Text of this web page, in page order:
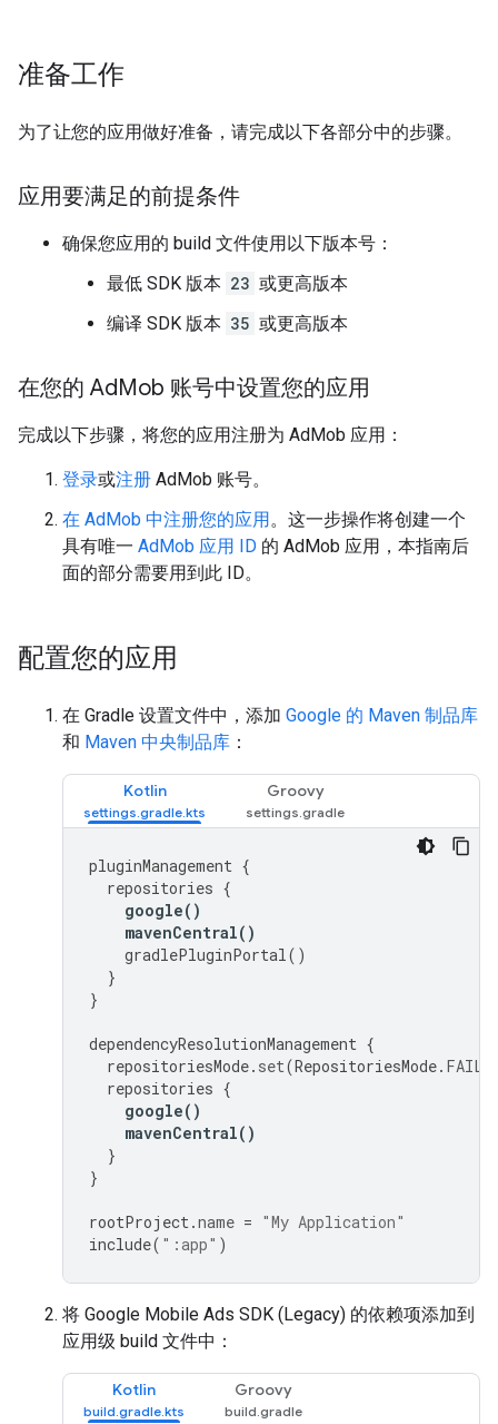
准备工作
为了让您的应用做好准备，请完成以下各部分中的步骤。
应用要满足的前提条件
确保您应用的 build 文件使用以下版本号：
最低 SDK 版本 23 或更高版本
编译 SDK 版本 35 或更高版本
在您的 AdMob 账号中设置您的应用
完成以下步骤，将您的应用注册为 AdMob 应用：
登录或注册 AdMob 账号。
在 AdMob 中注册您的应用。这一步操作将创建一个
具有唯一 AdMob 应用 ID 的 AdMob 应用，本指南后
面的部分需要用到此 ID。
配置您的应用
在 Gradle 设置文件中，添加 Google 的 Maven 制品库
和 Maven 中央制品库 ：
Kotlin Groovy
pluginManagement {
repositories {
google()
mavenCentral()
gradlePluginPortal()
}
}
dependencyResolutionManagement {
repositoriesMode. set(RepositoriesMode.
repositories {
google()
mavenCentral()
}
}
rootProject.name = "My Application"
include( ":app" )
将 Google Mobile Ads SDK (Legacy) 的依赖项添加到
应用级 build 文件中：
Kotlin Groovy